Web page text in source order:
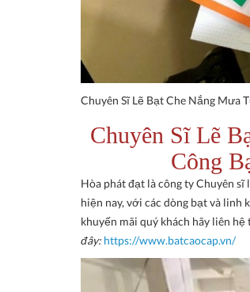
Chuyên Sĩ Lẽ Bạt Che Nắng Mưa
Chuyên Sĩ Lẽ
Công
Hòa phát đạt là công ty Chuyên
hiện nay, với các dòng bạt và linh
khuyến mãi quý khách hãy liên
đây: https://www.batcaocap.vn/​